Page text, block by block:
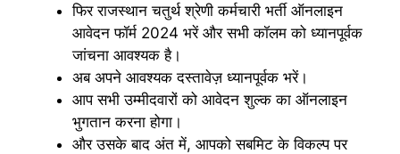
फिर राजस्थान चतुर्थ श्रेणी कर्मचारी भर्ती ऑनलाइन
आवेदन फॉर्म 2024 भरें और सभी कॉलम को ध्यानपूर्वक
जांचना आवश्यक है।
अब अपने आवश्यक दस्तावेज़ ध्यानपूर्वक भरें।
आप सभी उम्मीदवारों को आवेदन शुल्क का ऑनलाइन
भुगतान करना होगा।
और उसके बाद अंत में, आपको सबमिट के विकल्प पर